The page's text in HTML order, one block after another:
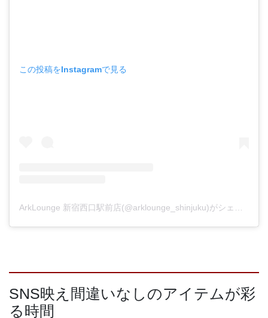
この投稿をInstagramで見る
SNS映え間違いなしのアイテムが彩
る時間